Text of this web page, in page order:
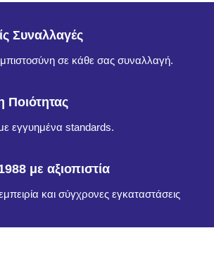
Συναλλαγές
σε κάθε σας συναλλαγή.
Ποιότητας
εγγυημένα standards.
με αξιοπιστία
και σύγχρονες εγκαταστάσεις